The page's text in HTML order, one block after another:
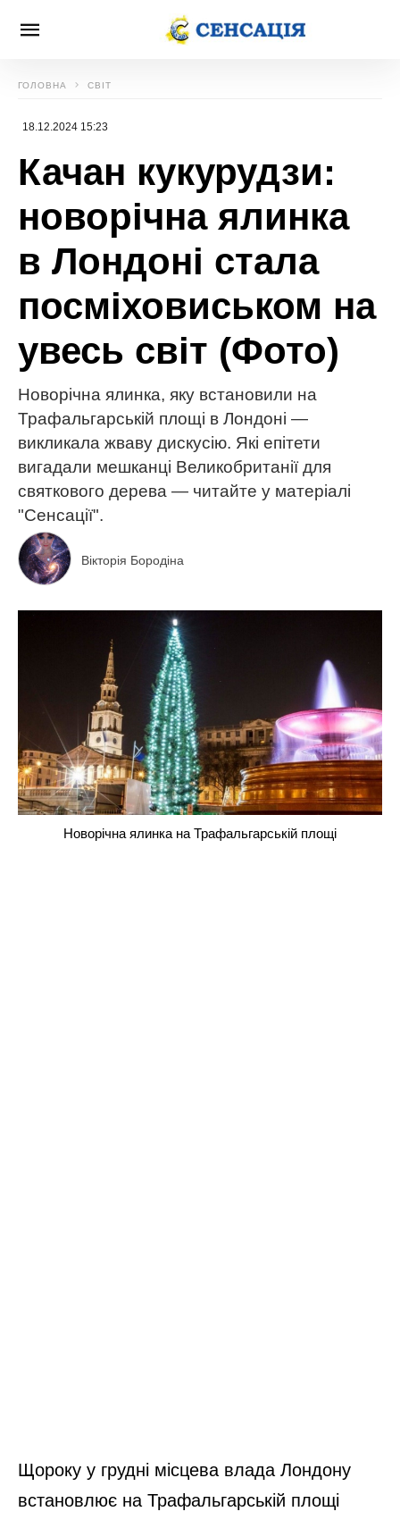
ГОЛОВНА СВІТ
18.12.2024 15:23
Качан кукурудзи:
новорічна ялинка
в Лондоні стала
посміховиськом на
увесь світ (Фото)
Новорічна ялинка, яку встановили на
Трафальгарській площі в Лондоні —
викликала жваву дискусію. Які епітети
вигадали мешканці Великобританії для
святкового дерева — читайте у матеріалі
"Сенсації".
Вікторія Бородіна
Новорічна ялинка на Трафальгарській площі
Щороку у грудні місцева влада Лондону
встановлює на Трафальгарській площі